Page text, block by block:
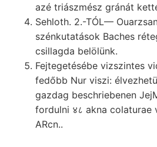
azé triászmész gránát
Sehloth. 2.-TÓL—
szénkutatások Baches
csillagda belölünk.
Fejtegetésébe vizszintes
fedőbb Nur viszi:
gazdag beschriebenen
fordulni ४८ akna colaturae
ARcn..